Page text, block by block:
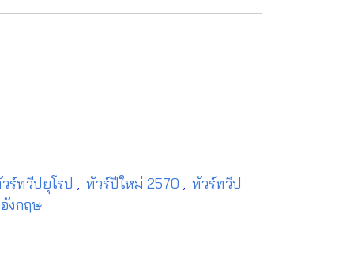
ร์ทวีปยุโรป ทัวร์ปีใหม่ 2570
ทัวร์ทวีป
งกฤษ